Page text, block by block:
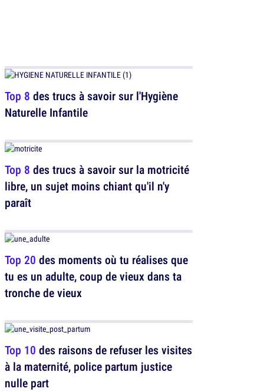
Top 8 des trucs à savoir sur l'Hygiène
Naturelle Infantile
Top 8 des trucs à savoir sur la motricité
libre, un sujet moins chiant qu'il n'y
paraît
Top 20 des moments où tu réalises que
tu es un adulte, coup de vieux dans ta
tronche de vieux
Top 10 des raisons de refuser les visites
à la maternité, police partum justice
nulle part